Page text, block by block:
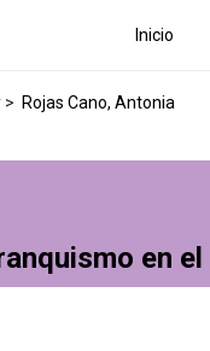
Inicio
> Rojas Cano, Antonia
en el